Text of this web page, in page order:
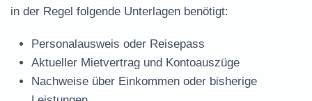
in der Regel folgende Unterlagen benötigt:
Personalausweis oder Reisepass
Aktueller Mietvertrag und Kontoauszüge
Nachweise über Einkommen oder bisherige